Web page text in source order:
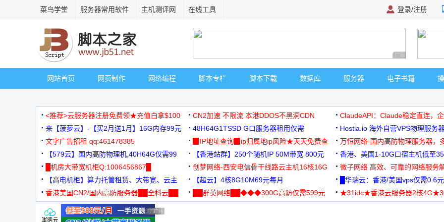
菜鸟学堂 服务器常用软件 主机测评网 在线工具 登录/注册
广告 商业广告，理
网站首页 网页制作 网络编程 脚本专栏 脚本下载 数据库 服务器 电子书籍
<推荐>云服务器注册免费领★充值白拿$100 CN2加速 不限流 本港DDOS不黑洞CDN
ClaudeAPI：Claude稳定直连，
来【菠萝云】-【买2月送1月】16G内存99元
48H64G1TSSD G口服务器租用仅需
3000+可免费测试
Hostia.io 海外自营VPS物理服务
文字广告招租 qq:461478385
▉IP地址查询▉ip归属地ip风险★天天免费查
万恒网络-国内高防物理服务器，
99元/月起
【579云】国内高防物理机,40H64G仅需99
元
【香港站群】250个随机IP 50M带宽 800元
香港、美国1-10G口宿主机低至
█机房大带宽机柜Q:1006456867█
创梦网络-西安电信骨干线路云主机16核16G
88元/月
微子网络 高效、可靠的网络服务
【高电机柜】算力托管租赁、大带宽、云主
机
【超云】4核8G10M69元每月
█华瑞云：香港/美国vps仅需0.6
香港美国CN2/国内高防服务器██全科云██
██群英网络██◆◆◆300G高防仅需599元
★31idc★香港云服务器2核
广告 商业广告，理性选择 广告 商业广告，理性选择
广告 商业广告，理性选择
广告 商业广告，理性选择